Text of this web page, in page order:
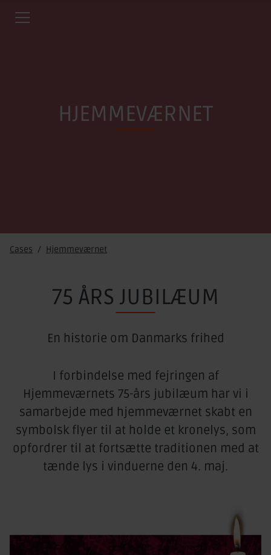
HJEMMEVÆRNET
Cases Hjemmeværnet
75 ÅRS JUBILÆUM
En historie om Danmarks frihed
I forbindelse med fejringen af
Hjemmeværnets 75-års jubilæum har vi i
samarbejde med hjemmeværnet skabt en
symbolsk flyer til at holde et kronelys, som
opfordrer til at fortsætte traditionen med at
tænde lys i vinduerne den 4. maj.